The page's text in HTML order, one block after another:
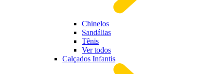
Chinelos
Sandálias
Tênis
Ver todos
Calçados Infantis